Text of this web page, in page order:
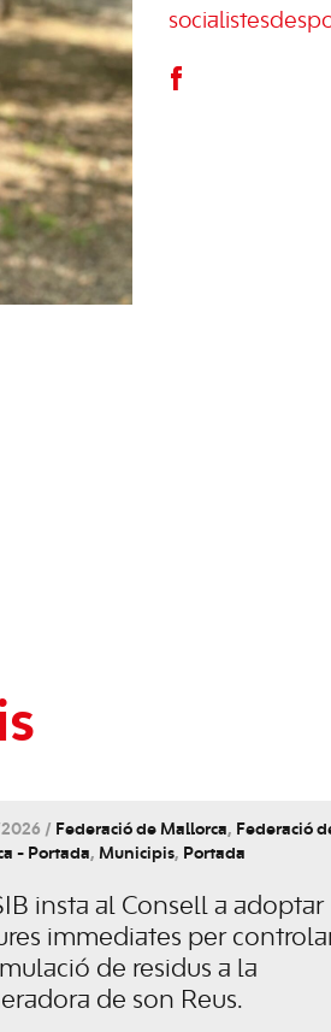
/ Federació de Mallorca, Federació
- Portada, Municipis, Portada
insta al Consell a adoptar
immediates per
de residus a la
de son Reus.